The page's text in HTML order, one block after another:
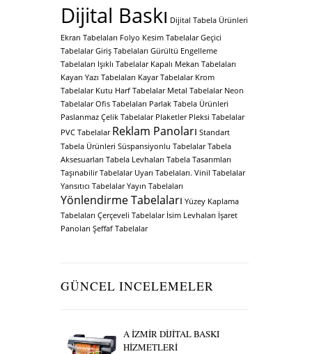
Dijital Baskı Dijital Tabela Ürünleri
Ekran Tabelaları Folyo Kesim Tabelalar Geçici
Tabelalar Giriş Tabelaları Gürültü Engelleme
Tabelaları Işıklı Tabelalar Kapalı Mekan Tabelaları
Kayan Yazı Tabelaları Kayar Tabelalar Krom
Tabelalar Kutu Harf Tabelalar Metal Tabelalar Neon
Tabelalar Ofis Tabelaları Parlak Tabela Ürünleri
Paslanmaz Çelik Tabelalar Plaketler Pleksi Tabelalar
PVC Tabelalar Reklam Panoları Standart
Tabela Ürünleri Süspansiyonlu Tabelalar Tabela
Aksesuarları Tabela Levhaları Tabela Tasarımları
Taşınabilir Tabelalar Uyarı Tabelaları. Vinil Tabelalar
Yansıtıcı Tabelalar Yayın Tabelaları
Yönlendirme Tabelaları Yüzey Kaplama
Tabelaları Çerçeveli Tabelalar İsim Levhaları İşaret
Panoları Şeffaf Tabelalar
GÜNCEL INCELEMELER
A İZMİR DİJİTAL BASKI
HİZMETLERİ